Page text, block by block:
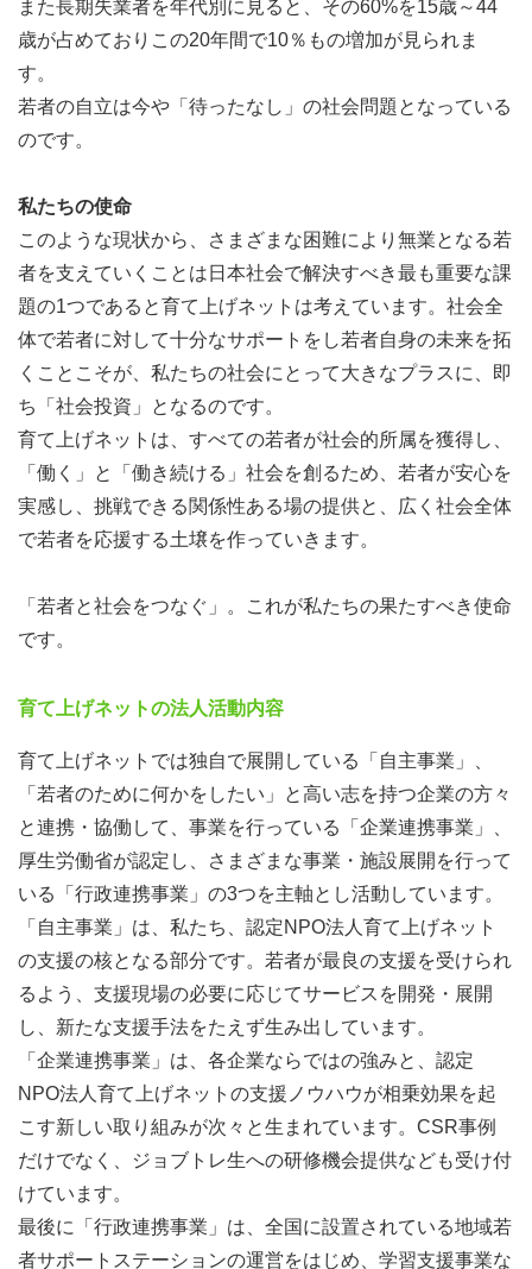
がらお金と仕事の本質を考えます
【受賞実績】
2011年：第1回キャリア教育アワードを受賞。
2013年：第1回日経ソーシャルイニシアチブ大賞ファイナ
リスト選出。
2015年：第11回日本パートナーシップ大賞サンクゼール
賞（特別賞）受賞。
■生徒にはこんなふうに評価されています
「カードを使った、楽しく面白い授業でした。カードで決
まる人生ではなく、自分でしっかりと人生を決めたいと思
いました」
「お金の大切さ、仕事、今後こうしたい！という希望が少
しでも増えたことに、自分でもうれしくなりました」
「生活に必要なお金のことが知れてよかったです。今後ど
ういう生活をしていけばいいかイメージがつきました」
■育て上げネットのキャリア教育
また長期失業者を年代別に見ると、その60%を15歳～44
歳が占めておりこの20年間で10％もの増加が見られま
す。
若者の自立は今や「待ったなし」の社会問題となっている
のです。
私たちの使命
このような現状から、さまざまな困難により無業となる若
者を支えていくことは日本社会で解決すべき最も重要な課
題の1つであると育て上げネットは考えています。社会全
体で若者に対して十分なサポートをし若者自身の未来を拓
くことこそが、私たちの社会にとって大きなプラスに、即
ち「社会投資」となるのです。
育て上げネットは、すべての若者が社会的所属を獲得し、
「働く」と「働き続ける」社会を創るため、若者が安心を
実感し、挑戦できる関係性ある場の提供と、広く社会全体
で若者を応援する土壌を作っていきます。
「若者と社会をつなぐ」。これが私たちの果たすべき使命
です。
育て上げネットの法人活動内容
育て上げネットでは独自で展開している「自主事業」、
「若者のために何かをしたい」と高い志を持つ企業の方々
と連携・協働して、事業を行っている「企業連携事業」、
厚生労働省が認定し、さまざまな事業・施設展開を行って
いる「行政連携事業」の3つを主軸とし活動しています。
「自主事業」は、私たち、認定NPO法人育て上げネット
の支援の核となる部分です。若者が最良の支援を受けられ
るよう、支援現場の必要に応じてサービスを開発・展開
し、新たな支援手法をたえず生み出しています。
「企業連携事業」は、各企業ならではの強みと、認定
NPO法人育て上げネットの支援ノウハウが相乗効果を起
こす新しい取り組みが次々と生まれています。CSR事例
だけでなく、ジョブトレ生への研修機会提供なども受け付
けています。
最後に「行政連携事業」は、全国に設置されている地域若
者サポートステーションの運営をはじめ、学習支援事業な